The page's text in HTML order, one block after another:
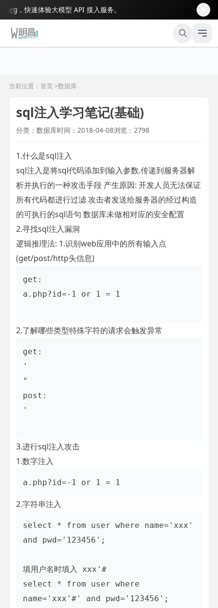
，快速体验大模型 API 接入服务。
当前位置：首页 >数据库
sql注入学习笔记(基础)
分类：数据库时间：2018-04-08浏览：2798
1.什么是sql注入
sql注入是将sql代码添加到输入参数.传递到服务器解
析并执行的一种攻击手段 产生原因: 开发人员无法保证
所有代码都进行过滤 攻击者发送给服务器的经过构造
的可执行的sql语句 数据库未做相对应的安全配置
2.寻找sql注入漏洞
逻辑推理法: 1.识别web应用中的所有输入点
(get/post/http头信息)
get:
a.php?id=-1 or 1 = 1
2.了解哪些类型特殊字符的请求会触发异常
get:
'
"
post:
'
3.进行sql注入攻击
1.数字注入
a.php?id=-1 or 1 = 1
2.字符串注入
select * from user where name='xxx'
and pwd='123456';
填用户名时填入 xxx'#
select * from user where
name='xxx'#' and pwd='123456';